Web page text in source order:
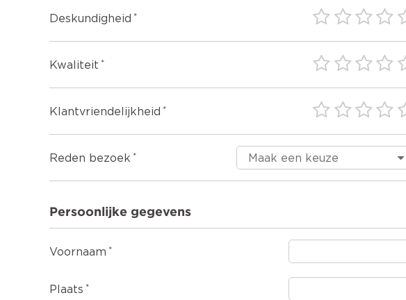
Deskundigheid
Kwaliteit
Klantvriendelijkheid
Reden bezoek
Persoonlijke gegevens
Voornaam
Plaats